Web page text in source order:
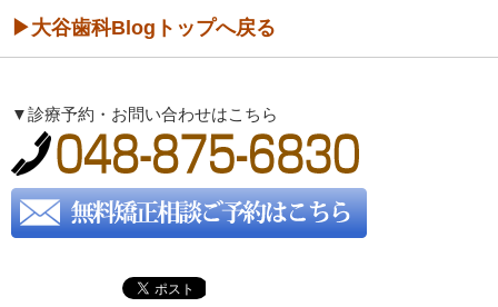
▶大谷歯科Blogトップへ戻る
▼診療予約・お問い合わせはこちら